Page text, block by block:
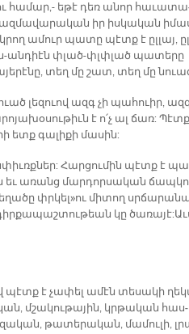
հա­մար,- ե­թէ դեռ ա­նոր
իր իս­կա­կան
ա­մուր պա­տը պէտք է ըլ­լայ,
ան­դիէն փլած-փլփլած պա­տե­րը
տեղ մը շատ, տեղ մը
լե­զուով ազգ չի պա­հուիր,
է ո՛չ ալ ճառ:
ետք գա­լի­քի մա­սին:
Հար­ցու­մին պէտք է
ա­ռանց մար­դոր­սա­կան
փրկել»ու մի­տող
կը ծա­ռա­յէ:
է չա­փել ա­մէն տե­սա­կի
մշա­կու­թա­յին, կրթա­կան հաս­
թա­տե­րա­կան, մա­մու­լի,